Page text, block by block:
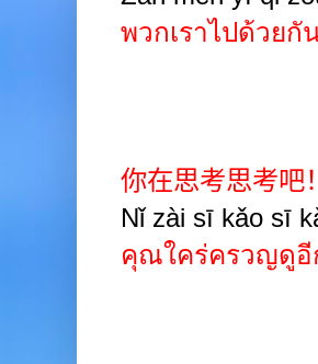
พวกเราไปด้วยกั
你在思考思考吧！
Nǐ zài sī kǎo sī
คุณใคร่ครวญดูอี